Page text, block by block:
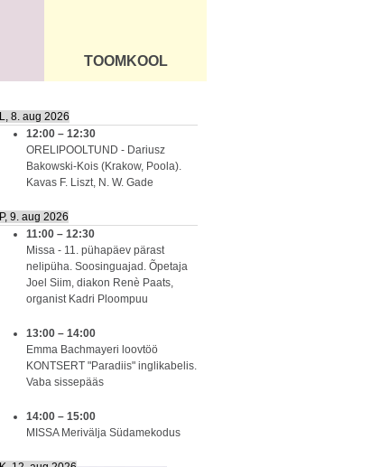
ÜLDINFO
TOOMKOOL
L, 8. aug 2026
12:00 – 12:30
ORELIPOOLTUND - Dariusz
Bakowski-Kois (Krakow, Poola).
Kavas F. Liszt, N. W. Gade
P, 9. aug 2026
11:00 – 12:30
Missa - 11. pühapäev pärast
nelipüha. Soosinguajad. Õpetaja
Joel Siim, diakon Renè Paats,
organist Kadri Ploompuu
13:00 – 14:00
Emma Bachmayeri loovtöö
KONTSERT "Paradiis" inglikabelis.
Vaba sissepääs
14:00 – 15:00
MISSA Merivälja Südamekodus